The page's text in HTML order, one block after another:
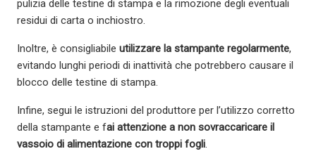
pulizia delle testine di stampa e la rimozione degli eventuali
residui di carta o inchiostro.
Inoltre, è consigliabile utilizzare la stampante regolarmente,
evitando lunghi periodi di inattività che potrebbero causare il
blocco delle testine di stampa.
Infine, segui le istruzioni del produttore per l’utilizzo corretto
della stampante e fai attenzione a non sovraccaricare il
vassoio di alimentazione con troppi fogli.